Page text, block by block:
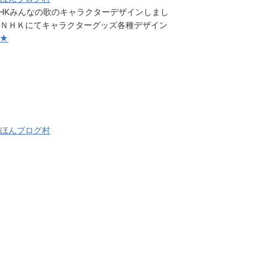
みんなの歌のキャラクターデザインしまし
ＨＫにてキャラクターグッズ各種デザイン
★
んブログ村